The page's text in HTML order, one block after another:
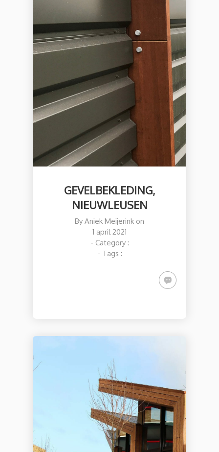
GEVELBEKLEDING,
NIEUWLEUSEN
By Aniek Meijerink on
1 april 2021
- Category :
- Tags :